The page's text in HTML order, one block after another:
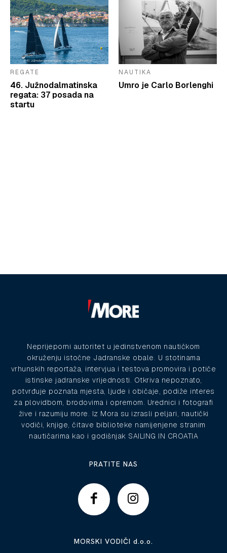
REGATE
46. Južnodalmatinska
regata: 37 posada na
startu
NAUTIKA
Umro je Carlo Borlenghi
Neprijeporni autoritet u jedinstvenom nautičkom
okruženju istočne Jadranske obale. U stotinama
vrhunskih reportaža, intervjua i testova promovira i potiče
istinske jadranske vrijednosti. Otkriva nepoznato,
potvrđuje poznata mjesta, ljude i običaje, podiže interes
za plovidbom, brodovima i opremom. Urednici i fotografi
žive i razumiju more. Iz Mora su izrasli peljari, nautički
vodiči, knjige, čitave biblioteke namijenjene stranim
nautičarima kao i godišnjak SAILING IN CROATIA
PRATITE NAS
MORSKI VODIČI d.o.o.